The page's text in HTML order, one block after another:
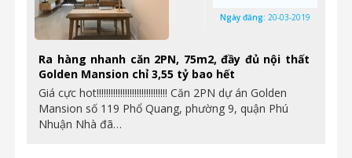
Ra hàng nhanh căn 2PN, 75m2, đầy đủ nội thất
Golden Mansion chỉ 3,55 tỷ bao hết
Giá cực hot!!!!!!!!!!!!!!!!!!!!!!!!!!!!!! Căn 2PN dự án Golden
Mansion số 119 Phổ Quang, phường 9, quận Phú
Nhuận Nhà đã…
Ngày đăng: 20-03-2019